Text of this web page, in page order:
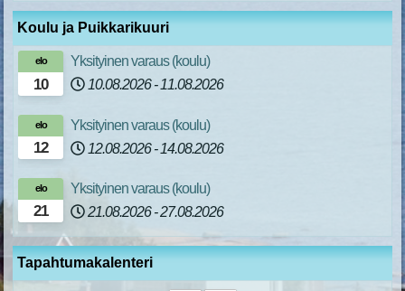
Koulu ja Puikkarikuuri
10
elo
Yksityinen varaus (koulu)
10.08.2026 - 11.08.2026
12
elo
Yksityinen varaus (koulu)
12.08.2026 - 14.08.2026
21
elo
Yksityinen varaus (koulu)
21.08.2026 - 27.08.2026
Tapahtumakalenteri